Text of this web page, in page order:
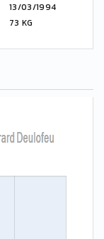
13/03/1994
73 KG